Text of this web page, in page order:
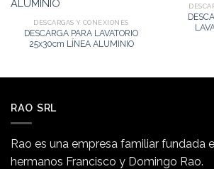
DESCARGAS Y CONEXIONES
DESCARGA PARA LAVATORIO
25x30cm LÍNEA ALUMINIO
RAO SRL
Rao es una empresa familiar fundada
hermanos Francisco y Domingo Rao.